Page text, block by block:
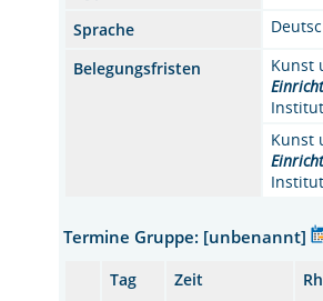
Sprache
Belegungsfristen
Kunst
Kunst
Termine Gruppe: [unbenannt]
Tag Zeit